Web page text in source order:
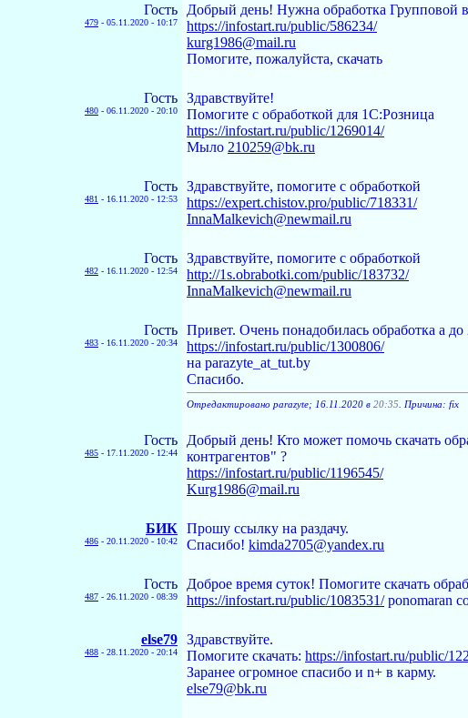
Гость
479 - 05.11.2020 - 10:17
Добрый день! Нужна обработка Групповой
https://infostart.ru/public/586234/
kurg1986@mail.ru
Помогите, пожалуйста, скачать
Гость
480 - 06.11.2020 - 20:10
Здравствуйте!
Помогите с обработкой для 1С:Розница
https://infostart.ru/public/1269014/
Мыло 210259@bk.ru
Гость
481 - 16.11.2020 - 12:53
Здравствуйте, помогите с обработкой
https://expert.chistov.pro/public/718331/
InnaMalkevich@newmail.ru
Гость
482 - 16.11.2020 - 12:54
Здравствуйте, помогите с обработкой
http://1s.obrabotki.com/public/183732/
InnaMalkevich@newmail.ru
Гость
483 - 16.11.2020 - 20:34
Привет. Очень понадобилась обработка а до
https://infostart.ru/public/1300806/
на parazyte_at_tut.by
Спасибо.
Отредактировано parazyte; 16.11.2020 в 20:35 . Причина: fix
Гость
485 - 17.11.2020 - 12:44
Добрый день! Кто может помочь скачать
контрагентов" ?
https://infostart.ru/public/1196545/
Kurg1986@mail.ru
БИК
486 - 20.11.2020 - 10:42
Прошу ссылку на раздачу.
Спасибо! kimda2705@yandex.ru
Гость
487 - 26.11.2020 - 08:39
Доброе время суток! Помогите скачать
https://infostart.ru/public/1083531/ponomaran
else79
488 - 28.11.2020 - 20:14
Здравствуйте.
Помогите скачать: https://infostart.ru/public/
Заранее огромное спасибо и n+ в карму.
else79@bk.ru